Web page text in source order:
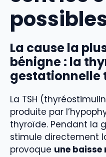
La cause la
bénigne : la
gestationnelle
La TSH
produite par
thyroïde. Pendant la
stimule directement
provoque une baisse